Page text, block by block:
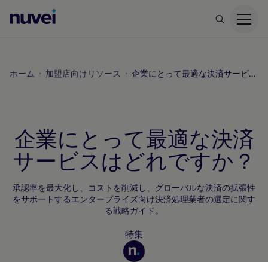
ホ
ム
ホーム 加盟店向けリソース 企業にとって最適な決済サービスはどれですか？
企業にとって最適な決済
サービスはどれですか？
承認率を最大化し、コストを削減し、グローバルな決済の拡張性
をサポートするエンタープライズ向け決済処理業者の選定に関す
る戦略ガイド。
特集